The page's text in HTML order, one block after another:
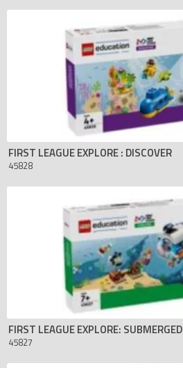
FIRST LEAGUE EXPLORE : DISCOVER
45828
FIRST LEAGUE EXPLORE: SUBMERGED
45827